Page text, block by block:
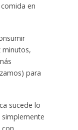
en
minutos,
para
sucede lo